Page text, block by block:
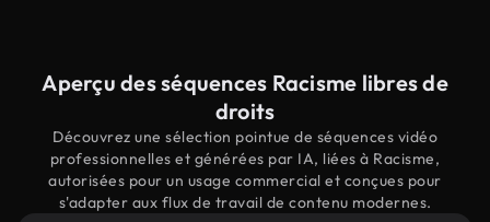
Aperçu des séquences Racisme libres de
droits
Découvrez une sélection pointue de séquences vidéo
professionnelles et générées par IA, liées à Racisme,
autorisées pour un usage commercial et conçues pour
s'adapter aux flux de travail de contenu modernes.